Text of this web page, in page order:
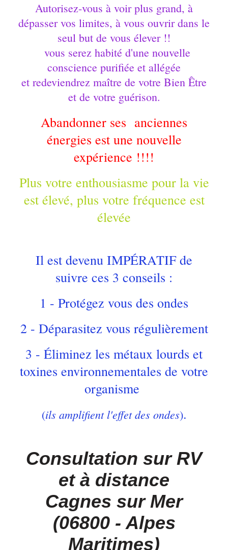
Autorisez-vous à voir plus grand, à
dépasser vos limites, à vous ouvrir dans le
seul but de vous élever !!
vous serez habité d'une nouvelle
conscience purifiée et allégée
et redeviendrez maître de votre Bien Être
et de votre guérison.
Abandonner ses anciennes
énergies est une nouvelle
expérience !!!!
Plus votre enthousiasme pour la vie
est élevé, plus votre fréquence est
élevée
Il est devenu IMPÉRATIF de
suivre ces 3 conseils :
1 - Protégez vous des ondes
2 - Déparasitez vous régulièrement
3 - Éliminez les métaux lourds et
toxines environnementales de votre
organisme
(ils amplifient l'effet des ondes).
Consultation sur RV
et à distance
Cagnes sur Mer
(06800 - Alpes
Maritimes)